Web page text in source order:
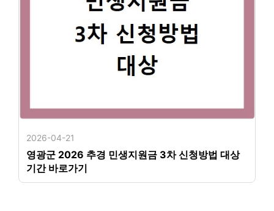
2026-04-21
영광군 2026 추경 민생지원금 3차 신청방법 대상
기간 바로가기